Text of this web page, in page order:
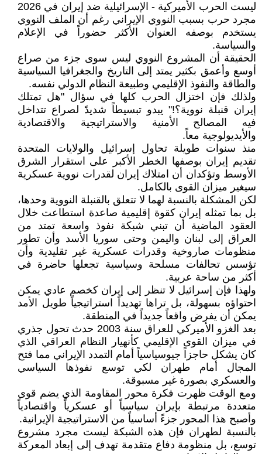
ليست الحرب الأميركية - الإسرائيلية ضد إيران في 2026
مجرد حرب بسبب النووي الإيراني رغم أن الملف النووي
يستخدم بوصفه العنوان الأكثر حضوراً في الإعلام
والسياسة.
الحقيقة أن المشروع النووي ليس سوى جزء من صراع
أوسع وأعمق بكثير يمتد إلى التاريخ والجغرافيا السياسية
والطاقة والنفوذ الإقليمي وطبيعة النظام الدولي نفسه.
ولذلك فإن اختزال الحرب كلها في سؤال "هل تمتلك
إيران قنبلة نووية؟!" يبدو تبسيطاً شديدً لصراع تتداخل
فيه المصالح الأمنية والاستراتيجية والاقتصادية
والأيديولوجية معاً.
منذ سنوات طويلة تحاول إسرائيل والولايات المتحدة
تقديم إيران بوصفها الخطر الأكبر على استقرار الشرق
الأوسط وتؤكدان أن امتلاك إيران لقدرات نووية عسكرية
سيغير ميزان القوى بالكامل.
لكن المشكلة بالنسبة لهما لا تتعلق بالقنبلة النووية وحدها،
بل بما تمثله إيران كقوة إقليمية صاعدة استطاعت خلال
العقود الماضية أن تبني شبكة نفوذ واسعة تمتد من
العراق إلى لبنان واليمن وحتى سوريا الأسد وأن تطور
منظومات صاروخية وقدرات عسكرية غير تقليدية وأن
تؤسس تحالفات مسلحة وسياسية تجعلها حاضرة في
أكثر من ساحة عربية.
ولهذا فإن إسرائيل لا تنظر إلى إيران كخصم عادي يمكن
احتواؤه بسهولة، بل تراها تهديداً استراتيجياً طويل الأمد
يمكن أن يفرض واقعاً جديداً في المنطقة.
بعد الغزو الأميركي للعراق سنة 2003 حدث تحول جذري
في ميزان القوى الإقليمي كأنهيار النظام العراقي الذي
كان يشكل حاجزاً جيوسياسياً أمام التمدد الإيراني مما فتح
المجال أمام طهران لكي توسع نفوذها السياسي
والعسكري بصورة غير مسبوقة.
ومع الوقت ظهرت فكرة محور المقاومة الذي يضم قوى
متعددة مرتبطة بإيران سياسياً أو عسكرياً واقتصادياً
وأصبح هذا المحور جزءً أساسياً من الاستراتيجية الإيرانية.
بالنسبة لطهران فإن هذه الشبكة ليست مجرد مشروع
توسع، بل منظومة دفاع متقدمة تهدف إلى إبعاد المعركة